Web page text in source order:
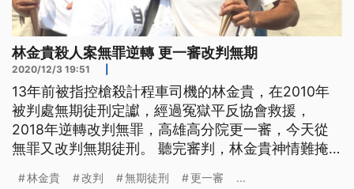
林金貴殺人案無罪逆轉 更一審改判無期
2020/12/3 19:51
13年前被指控槍殺計程車司機的林金貴，在2010年
被判處無期徒刑定讞，經過冤獄平反協會救援，
2018年逆轉改判無罪，高雄高分院更一審，今天從
無罪又改判無期徒刑。 聽完審判，林金貴神情難掩
林金貴 改判 無期徒刑 更一審 ...